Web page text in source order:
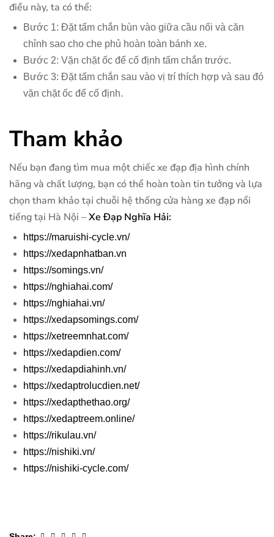
điều này, ta có thể:
Bước 1: Đặt tấm chắn bùn vào giữa cầu nối và căn
chỉnh sao cho che phủ hoàn toàn bánh xe.
Bước 2: Vặn chặt ốc để cố định tấm chắn trước.
Bước 3: Đặt tấm chắn sau vào vị trí thích hợp và sau đó
vặn chặt ốc để cố định.
Tham khảo
Nếu bạn đang tìm mua một chiếc xe đạp địa hình chính
hãng và chất lượng, bạn có thể hoàn toàn tin tưởng và lựa
chọn tham khảo tại chuỗi hệ thống cửa hàng xe đạp nổi
tiếng tại Hà Nội –Xe Đạp Nghĩa Hải:
https://maruishi-cycle.vn/
https://xedapnhatban.vn
https://somings.vn/
https://nghiahai.com/
https://nghiahai.vn/
https://xedapsomings.com/
https://xetreemnhat.com/
https://xedapdien.com/
https://xedapdiahinh.vn/
https://xedaptrolucdien.net/
https://xedapthethao.org/
https://xedaptreem.online/
https://rikulau.vn/
https://nishiki.vn/
https://nishiki-cycle.com/
Facebook
TwitterLinkedinGoogle+